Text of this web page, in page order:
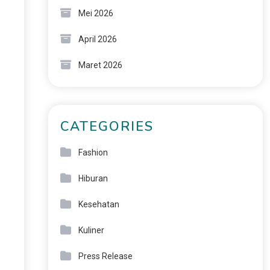
Mei 2026
April 2026
Maret 2026
CATEGORIES
Fashion
Hiburan
Kesehatan
Kuliner
Press Release